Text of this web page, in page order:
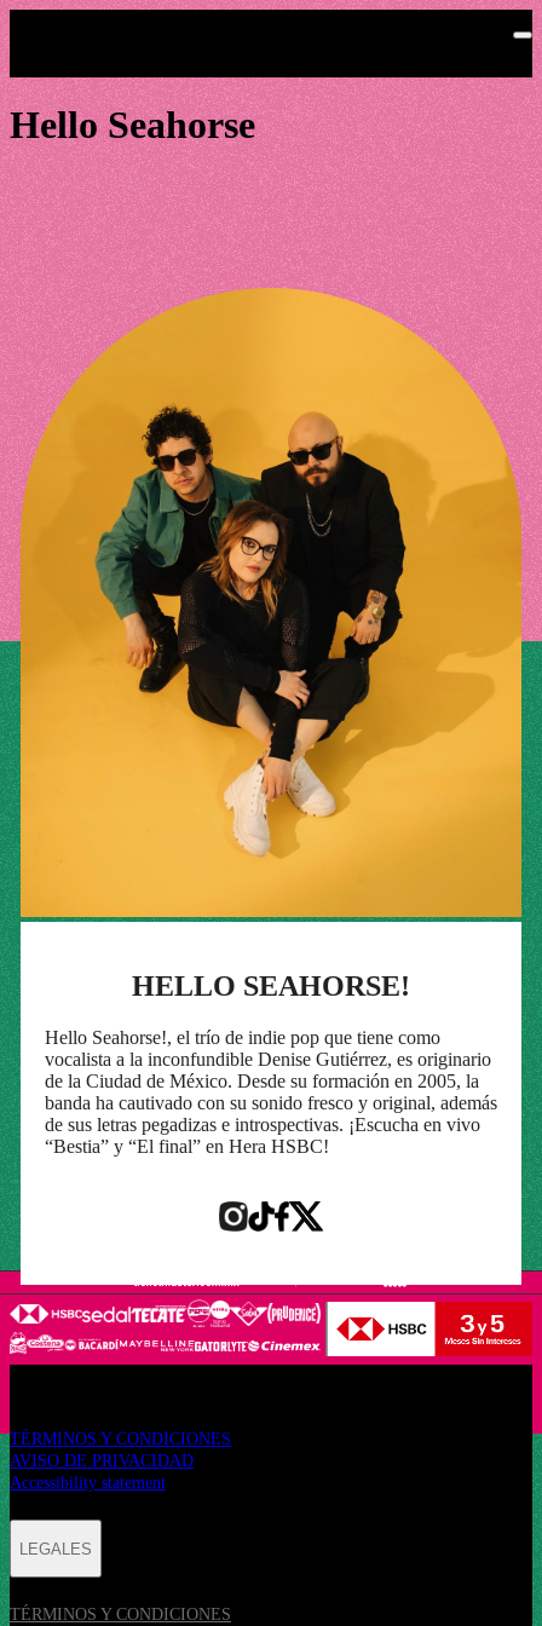
Hello Seahorse
HELLO SEAHORSE!
Hello Seahorse!, el trío de indie pop que tiene como
vocalista a la inconfundible Denise Gutiérrez, es originario
de la Ciudad de México. Desde su formación en 2005, la
banda ha cautivado con su sonido fresco y original, además
de sus letras pegadizas e introspectivas. ¡Escucha en vivo
“Bestia” y “El final” en Hera HSBC!
TÉRMINOS Y CONDICIONES
AVISO DE PRIVACIDAD
Accessibility statement
LEGALES
TÉRMINOS Y CONDICIONES